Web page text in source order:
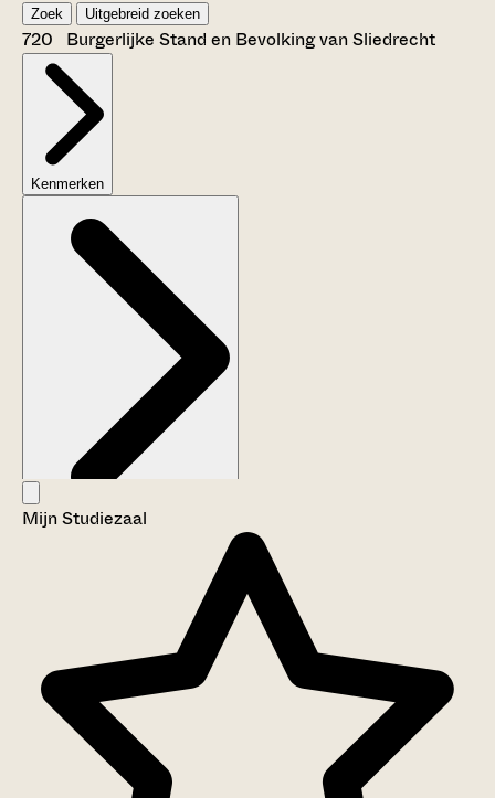
Zoek Uitgebreid zoeken
720 Burgerlijke Stand en Bevolking van Sliedrecht
Kenmerken
Aanwijzingen voor de gebruiker
Mijn Studiezaal